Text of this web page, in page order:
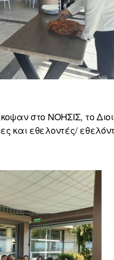
στο ΝΟΗΣΙΣ, το
και εθελοντές/